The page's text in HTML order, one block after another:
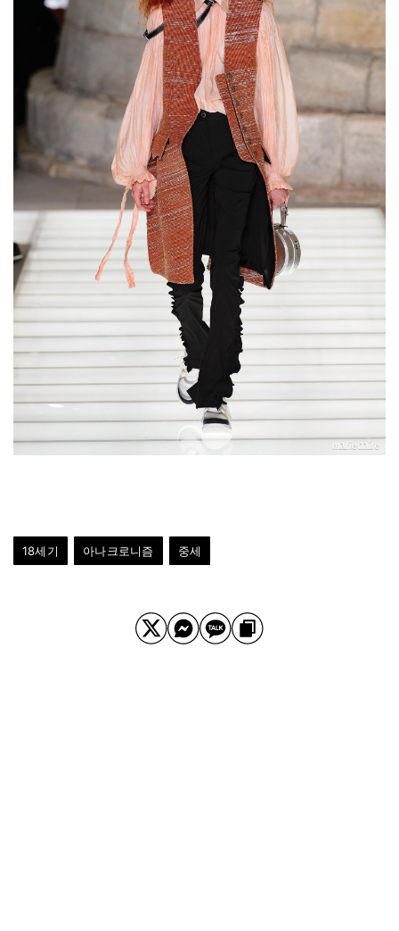
18세기 아나크로니즘 중세